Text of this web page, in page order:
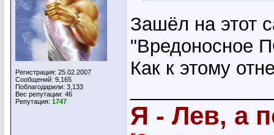
Регистрация: 25.02.2007
Сообщений: 9,165
Поблагодарили: 3,133
Вес репутации: 46
Репутация: 1747
Зашёл на этот
"Вредоносное
Как к этому
Я - Лев, а